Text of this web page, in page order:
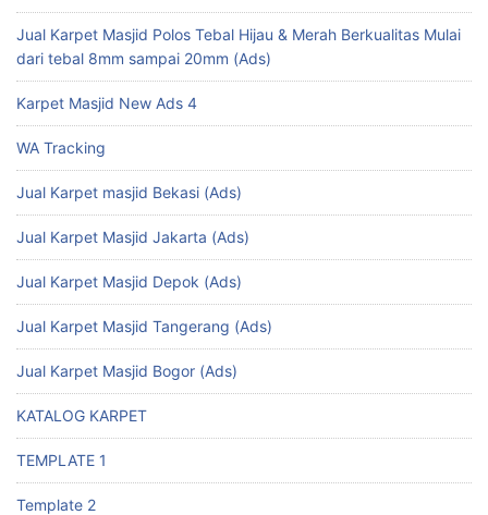
Jual Karpet Masjid Polos Tebal Hijau & Merah Berkualitas Mulai
dari tebal 8mm sampai 20mm (Ads)
Karpet Masjid New Ads 4
WA Tracking
Jual Karpet masjid Bekasi (Ads)
Jual Karpet Masjid Jakarta (Ads)
Jual Karpet Masjid Depok (Ads)
Jual Karpet Masjid Tangerang (Ads)
Jual Karpet Masjid Bogor (Ads)
KATALOG KARPET
TEMPLATE 1
Template 2